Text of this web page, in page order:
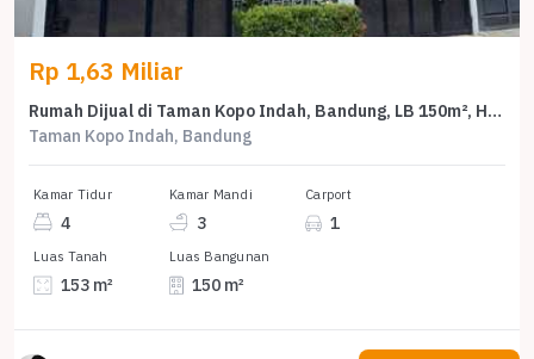
Rp 1,63 Miliar
Rumah Dijual di Taman Kopo Indah, Bandung, LB 150m², Harga Terbaik!
Taman Kopo Indah, Bandung
Kamar Tidur
4
Kamar Mandi
3
Carport
1
Luas Tanah
153 m²
Luas Bangunan
150 m²